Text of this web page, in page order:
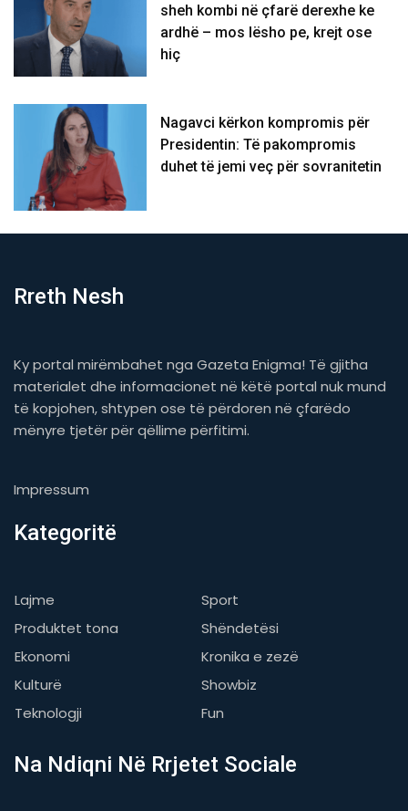
sheh kombi në çfarë derexhe ke
ardhë – mos lësho pe, krejt ose
hiç
Nagavci kërkon kompromis për
Presidentin: Të pakompromis
duhet të jemi veç për sovranitetin
Rreth Nesh
Ky portal mirëmbahet nga Gazeta Enigma! Të gjitha
materialet dhe informacionet në këtë portal nuk mund
të kopjohen, shtypen ose të përdoren në çfarëdo
mënyre tjetër për qëllime përfitimi.
Impressum
Kategoritë
Lajme
Sport
Produktet tona
Shëndetësi
Ekonomi
Kronika e zezë
Kulturë
Showbiz
Teknologji
Fun
Na Ndiqni Në Rrjetet Sociale